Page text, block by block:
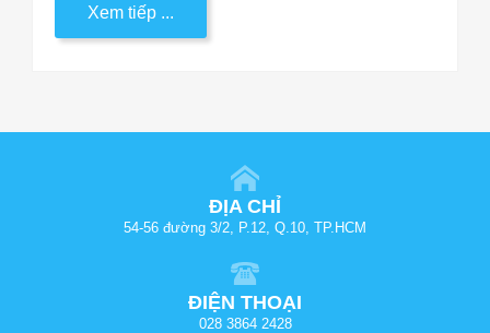
Xem tiếp ...
ĐỊA CHỈ
54-56 đường 3/2, P.12, Q.10, TP.HCM
ĐIỆN THOẠI
028 3864 2428